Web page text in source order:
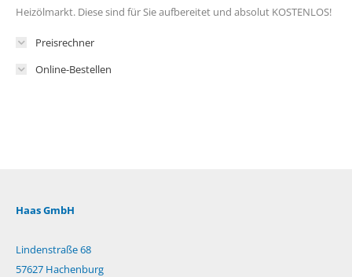
Heizölmarkt. Diese sind für Sie aufbereitet und absolut KOSTENLOS!
Preisrechner
Online-Bestellen
Haas GmbH
Lindenstraße 68
57627 Hachenburg